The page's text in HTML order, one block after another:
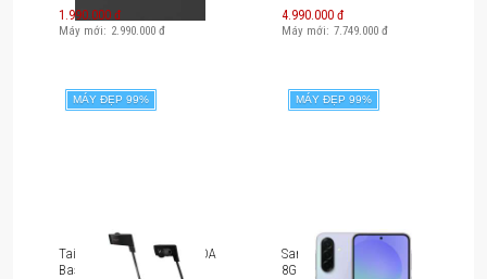
1.990.000 đ
Máy mới: 2.990.000 đ
4.990.000 đ
Máy mới: 7.749.000đ
MÁY ĐẸP 99%
Tai nghe Bluetooth V-MODA
BassFit Wireless
MÁY ĐẸP 99%
Samsung Galaxy A36 5G
8GB RAM 128GB SM-A366